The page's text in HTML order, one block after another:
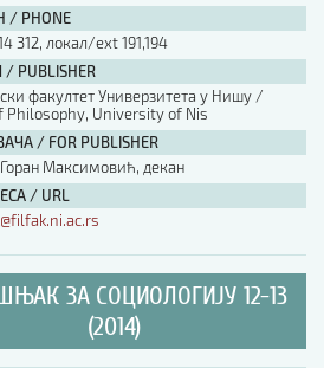
PHONE
312, локал/ext 191,194
PUBLISHER
факултет Универзитета у Нишу /
Philosophy, University of Nis
/ FOR PUBLISHER
Максимовић, декан
/ URL
ЗА СОЦИОЛОГИЈУ 12-13
(2014)